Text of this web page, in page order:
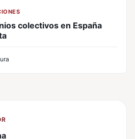
colectivos en España